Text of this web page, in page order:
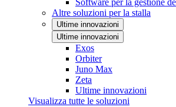
Software per la gestione
Altre soluzioni per la stalla
Ultime innovazioni
Ultime innovazioni
Exos
Orbiter
Juno Max
Zeta
Ultime innovazioni
Visualizza tutte le soluzioni